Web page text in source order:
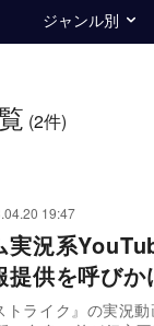
ジャンル別
(2件)
19:47
実況系
提供を呼びか
トライク』の実況